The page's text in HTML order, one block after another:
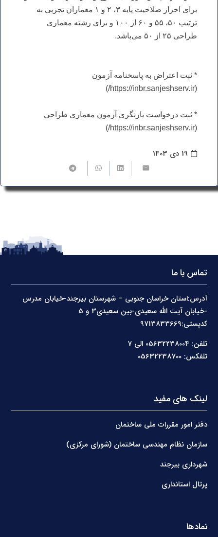
برای احراز صلاحیت پایه ۳، ۲ و ۱ معماران تجربی به
ترتیب ۵۰، ۵۵ و ۶۰ از ۱۰۰ و برای رشته معماری
طراحی ۲۵ از ۵۰ می‌باشد.
* ثبت اعتراض به پاسخنامه آزمون
(https://inbr.sanjeshserv.ir/)
* ثبت درخواست بازنگری آزمون معماری طراحی
(https://inbr.sanjeshserv.ir/)
19 دی 1403
تماس با ما
آدرس:استان خراسان جنوبی – شهرستان بیرجند-خیابان مدرس
کدپستی:9713833669
تلفن: 05632238004 الی 7
تلفکس: 05632238700
لینک های مفید
دفتر امور مقررات ملی ساختمان
سازمان نظام مهندسی ساختمان (شورای مرکزی)
شهرداری بیرجند
پرتال استانداری
نمادها